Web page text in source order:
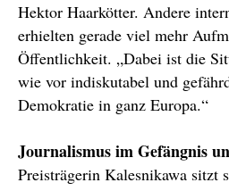
Hektor Haarkötter. Andere
erhielten gerade viel mehr
Öffentlichkeit. „Dabei ist die
wie vor indiskutabel und
Demokratie in ganz Europa.“
Journalismus im Gefängnis
Preisträgerin Kalesnikawa sitzt